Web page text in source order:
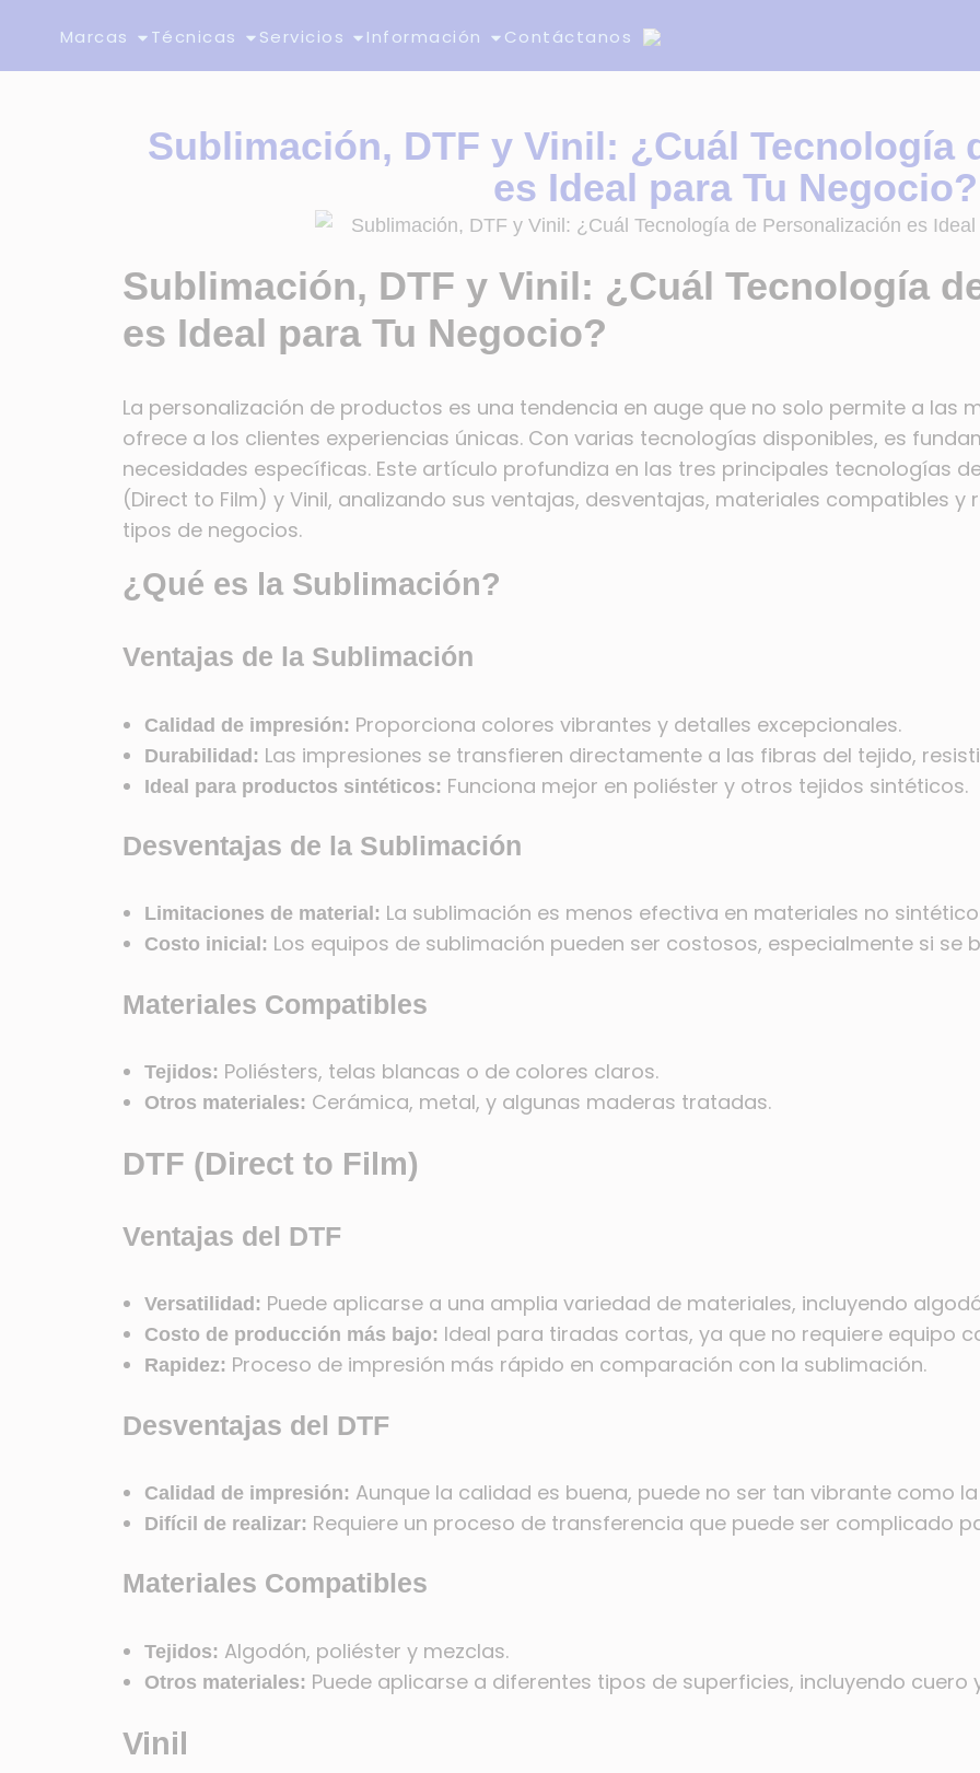
Marcas Técnicas Servicios Información Contáctanos
Sublimación, DTF y Vinil: ¿Cuál Tecnología
es Ideal para Tu Negocio?
Sublimación, DTF y Vinil: ¿Cuál Tecnología
es Ideal para Tu Negocio?
La personalización de productos es una tendencia en auge que no solo permite a las
ofrece a los clientes experiencias únicas. Con varias tecnologías disponibles, es
necesidades específicas. Este artículo profundiza en las tres principales tecnologías
(Direct to Film) y Vinil, analizando sus ventajas, desventajas, materiales compatibles
tipos de negocios.
¿Qué es la Sublimación?
Ventajas de la Sublimación
Calidad de impresión: Proporciona colores vibrantes y detalles excepcionales.
Durabilidad: Las impresiones se transfieren directamente a las fibras del tejido,
Ideal para productos sintéticos: Funciona mejor en poliéster y otros tejidos sintéticos.
Desventajas de la Sublimación
Limitaciones de material: La sublimación es menos efectiva en materiales no
Costo inicial: Los equipos de sublimación pueden ser costosos, especialmente si se
Materiales Compatibles
Tejidos: Poliésters, telas blancas o de colores claros.
Otros materiales: Cerámica, metal, y algunas maderas tratadas.
DTF (Direct to Film)
Ventajas del DTF
Versatilidad: Puede aplicarse a una amplia variedad de materiales, incluyendo
Costo de producción más bajo: Ideal para tiradas cortas, ya que no requiere equipo
Rapidez: Proceso de impresión más rápido en comparación con la sublimación.
Desventajas del DTF
Calidad de impresión: Aunque la calidad es buena, puede no ser tan vibrante como
Difícil de realizar: Requiere un proceso de transferencia que puede ser complicado
Materiales Compatibles
Tejidos: Algodón, poliéster y mezclas.
Otros materiales: Puede aplicarse a diferentes tipos de superficies, incluyendo cuero
Vinil